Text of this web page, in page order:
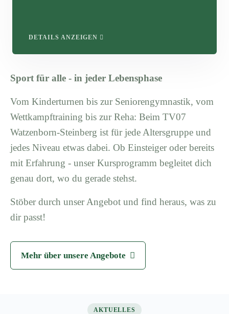
DETAILS ANZEIGEN
Sport für alle - in jeder Lebensphase
Vom Kinderturnen bis zur Seniorengymnastik, vom
Wettkampftraining bis zur Reha: Beim TV07
Watzenborn-Steinberg ist für jede Altersgruppe und
jedes Niveau etwas dabei. Ob Einsteiger oder bereits
mit Erfahrung - unser Kursprogramm begleitet dich
genau dort, wo du gerade stehst.
Stöber durch unser Angebot und find heraus, was zu
dir passt!
Mehr über unsere Angebote
AKTUELLES